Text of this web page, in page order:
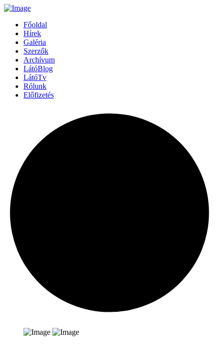
Főoldal
Hírek
Galéria
Szerzők
Archívum
LátóBlog
LátóTv
Rólunk
Előfizetés